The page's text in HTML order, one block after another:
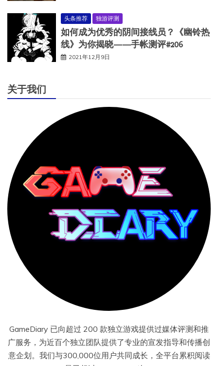
头条推荐 独游评测
如何成为优秀的阴间接线员？《幽铃热
线》为你揭晓——手帐测评#206
2021年12月9日
关于我们
GameDiary 已向超过 200 款独立游戏提供过媒体评测和推
广服务，为近百个独立团队提供了专业的宣发指导和传播创
意企划。我们与300,000位用户共同成长，全平台累积阅读